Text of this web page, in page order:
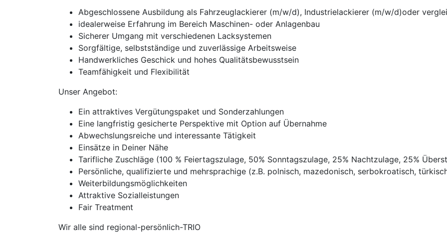
Abgeschlossene Ausbildung als Fahrzeuglackierer (m/w/d), Industrielackierer (m/w/d)oder
idealerweise Erfahrung im Bereich Maschinen- oder Anlagenbau
Sicherer Umgang mit verschiedenen Lacksystemen
Sorgfältige, selbstständige und zuverlässige Arbeitsweise
Handwerkliches Geschick und hohes Qualitätsbewusstsein
Teamfähigkeit und Flexibilität
Unser Angebot:
Ein attraktives Vergütungspaket und Sonderzahlungen
Eine langfristig gesicherte Perspektive mit Option auf Übernahme
Abwechslungsreiche und interessante Tätigkeit
Einsätze in Deiner Nähe
Tarifliche Zuschläge (100 % Feiertagszulage, 50% Sonntagszulage, 25% Nachtzulage, 25%
Persönliche, qualifizierte und mehrsprachige (z.B. polnisch, mazedonisch, serbokroatisch,
Weiterbildungsmöglichkeiten
Attraktive Sozialleistungen
Fair Treatment
Wir alle sind regional-persönlich-TRIO